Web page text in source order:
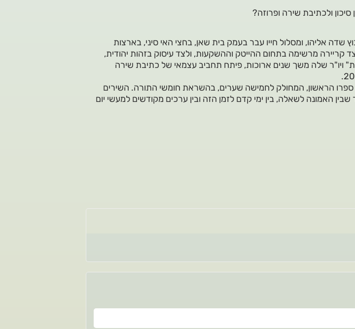
ולכתיבת שירה ופרוזה?
שדה אליהו, ומסלול חייו עבר בעמק בית שאן, בחצי האי סיני, בארצות
קריירה מרשימה בתחום ההייטק וההשקעות, ולצד עיסוק בזהות יהודית,
ויו"ר שלה משך שנים ארוכות, פיתח תחביב עצמאי של כתיבת שירה
ספרו הראשון, המחולק לחמישה שערים, בהשראת חומשי התורה. השירים
האמונה לשאלה, בין ימי קדם לזמן הזה ובין ערכים מקודשים למעשי יום